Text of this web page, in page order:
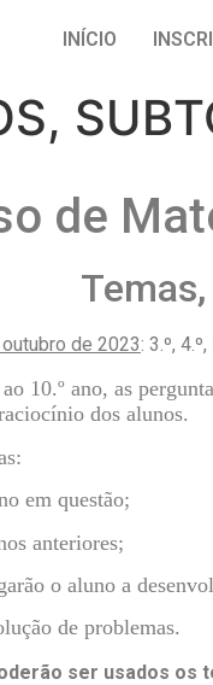
INÍCIO
de
de 2023: 3.º,
10.º ano, as
dos alunos.
em questão;
anteriores;
o aluno a
de problemas.
ser usados